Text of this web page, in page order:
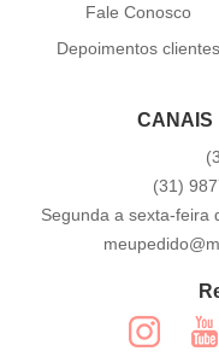
Fale Conosco
Depoimentos clientes
CANAIS
(31)
Segunda a sexta-feira